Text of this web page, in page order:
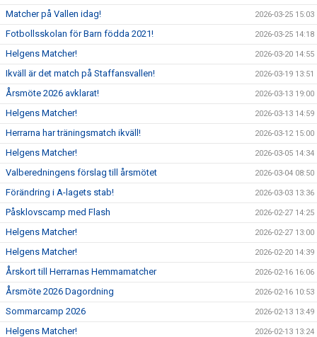
Matcher på Vallen idag! 2026-03-25 15:03
Fotbollsskolan för Barn födda 2021! 2026-03-25 14:18
Helgens Matcher! 2026-03-20 14:55
Ikväll är det match på Staffansvallen! 2026-03-19 13:51
Årsmöte 2026 avklarat! 2026-03-13 19:00
Helgens Matcher! 2026-03-13 14:59
Herrarna har träningsmatch ikväll! 2026-03-12 15:00
Helgens Matcher! 2026-03-05 14:34
Valberedningens förslag till årsmötet 2026-03-04 08:50
Förändring i A-lagets stab! 2026-03-03 13:36
Påsklovscamp med Flash 2026-02-27 14:25
Helgens Matcher! 2026-02-27 13:00
Helgens Matcher! 2026-02-20 14:39
Årskort till Herrarnas Hemmamatcher 2026-02-16 16:06
Årsmöte 2026 Dagordning 2026-02-16 10:53
Sommarcamp 2026 2026-02-13 13:49
Helgens Matcher! 2026-02-13 13:24